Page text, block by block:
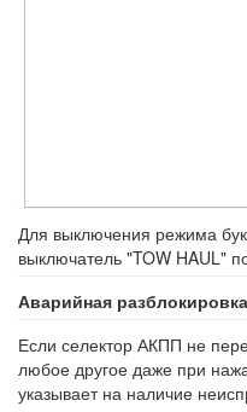
Для выключения режима
выключатель "TOW HAUL"
Аварийная
Если селектор АКПП не
любое другое даже при
указывает на наличие